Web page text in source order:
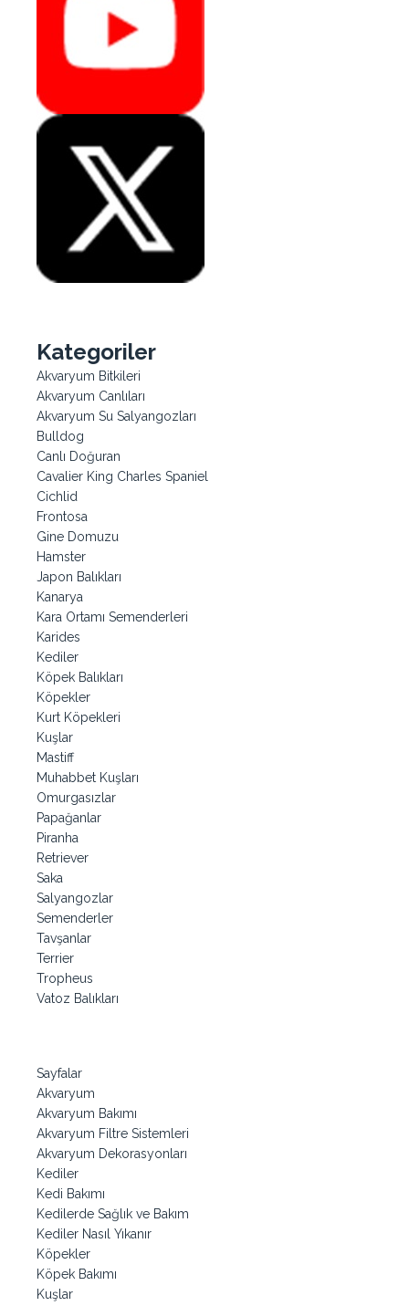
Kategoriler
Akvaryum Bitkileri
Akvaryum Canlıları
Akvaryum Su Salyangozları
Bulldog
Canlı Doğuran
Cavalier King Charles Spaniel
Cichlid
Frontosa
Gine Domuzu
Hamster
Japon Balıkları
Kanarya
Kara Ortamı Semenderleri
Karides
Kediler
Köpek Balıkları
Köpekler
Kurt Köpekleri
Kuşlar
Mastiff
Muhabbet Kuşları
Omurgasızlar
Papağanlar
Piranha
Retriever
Saka
Salyangozlar
Semenderler
Tavşanlar
Terrier
Tropheus
Vatoz Balıkları
Sayfalar
Akvaryum
Akvaryum Bakımı
Akvaryum Filtre Sistemleri
Akvaryum Dekorasyonları
Kediler
Kedi Bakımı
Kedilerde Sağlık ve Bakım
Kediler Nasıl Yıkanır
Köpekler
Köpek Bakımı
Kuşlar